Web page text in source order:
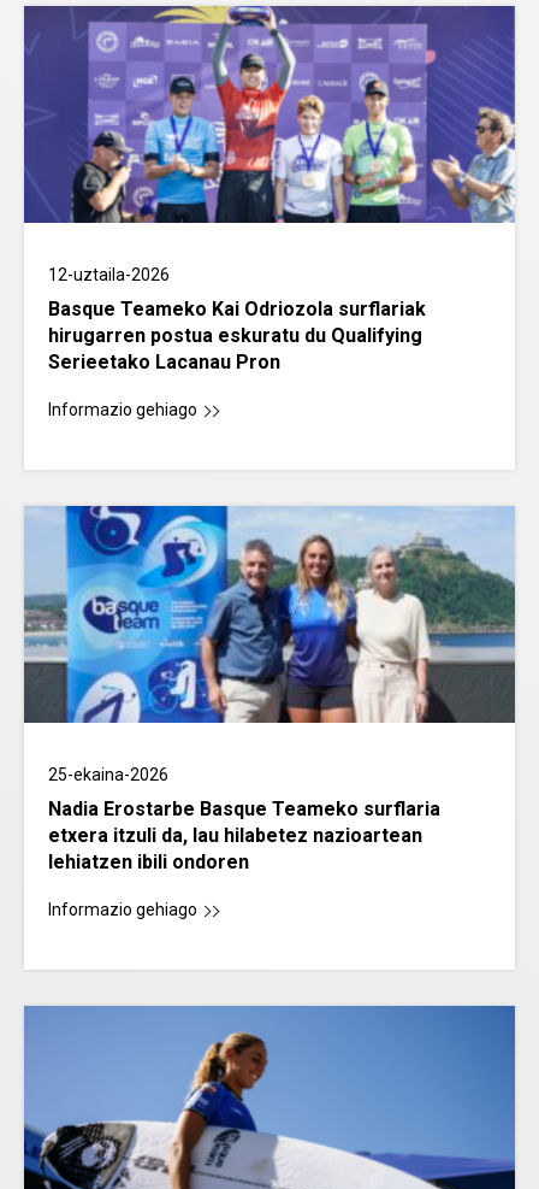
12-uztaila-2026
Basque Teameko Kai Odriozola surflariak
hirugarren postua eskuratu du Qualifying
Serieetako Lacanau Pron
Informazio gehiago
25-ekaina-2026
Nadia Erostarbe Basque Teameko surflaria
etxera itzuli da, lau hilabetez nazioartean
lehiatzen ibili ondoren
Informazio gehiago